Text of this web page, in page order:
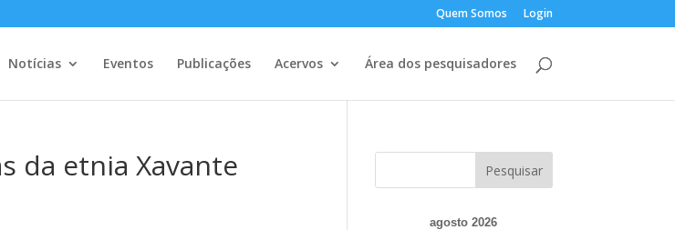
Quem Somos Login
Notícias Eventos Publicações Acervos Área dos pesquisadores
da etnia Xavante
agosto 2026